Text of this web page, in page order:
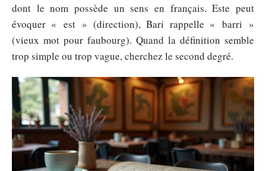
dont le nom possède un sens en français. Este peut
évoquer « est » (direction), Bari rappelle « barri »
(vieux mot pour faubourg). Quand la définition semble
trop simple ou trop vague, cherchez le second degré.